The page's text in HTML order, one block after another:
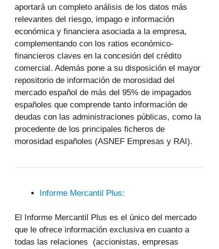
aportará un completo análisis de los datos más
relevantes del riesgo, impago e información
económica y financiera asociada a la empresa,
complementando con los ratios económico-
financieros claves en la concesión del crédito
comercial. Además pone a su disposición el mayor
repositorio de información de morosidad del
mercado español de más del 95% de impagados
españoles que comprende tanto información de
deudas con las administraciones públicas, como la
procedente de los principales ficheros de
morosidad españoles (ASNEF Empresas y RAI).
Informe Mercantil Plus:
El Informe Mercantil Plus es el único del mercado
que le ofrece información exclusiva en cuanto a
todas las relaciones (accionistas, empresas